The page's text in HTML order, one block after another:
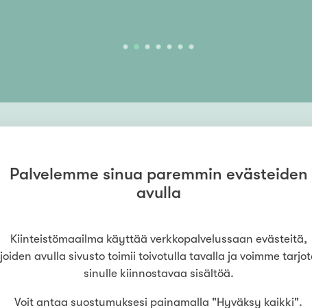
Palvelemme sinua paremmin evästeiden
avulla
Kiinteistömaailma käyttää verkkopalvelussaan evästeitä,
joiden avulla sivusto toimii toivotulla tavalla ja voimme
sinulle kiinnostavaa sisältöä.
Voit antaa suostumuksesi painamalla "Hyväksy kaikki".